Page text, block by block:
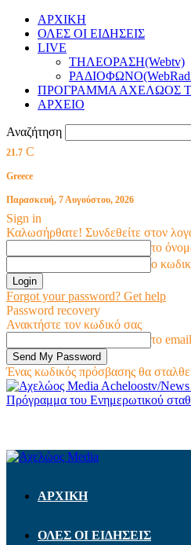
ΑΡΧΙΚΗ
ΟΛΕΣ ΟΙ ΕΙΔΗΣΕΙΣ
LIVE
ΤΗΛΕΟΡΑΣΗ(Webtv)
ΠΡΟΓΡΑΜΜΑ ΑΧΕΛΩΟΣ
ΑΡΧΕΙΟ
Αναζήτηση
21.7 C
Greece
Παρασκευή, 7 Αυγούστου, 2026
Sign in
Καλωσήρθατε! Συνδεθείτε στον
το
ο
Forgot your password? Get help
Password recovery
Ανακτήστε τον κωδικό σας
το
Ένας κωδικός πρόσβασης θα
Acheloostv/News
Πρόγραμμα του Ενημερωτικού
ΑΡΧΙΚΗ
ΟΛΕΣ ΟΙ ΕΙΔΗΣΕΙΣ